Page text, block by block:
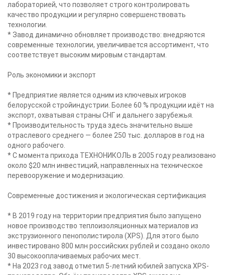
лабораторией, что позволяет строго контролировать
качество продукции и регулярно совершенствовать
технологии.
* Завод динамично обновляет производство: внедряются
современные технологии, увеличивается ассортимент, что
соответствует высоким мировым стандартам.
Роль экономики и экспорт
* Предприятие является одним из ключевых игроков
белорусской стройиндустрии. Более 60 % продукции идёт на
экспорт, охватывая страны СНГ и дальнего зарубежья.
* Производительность труда здесь значительно выше
отраслевого среднего — более 250 тыс. долларов в год на
одного рабочего.
* С момента прихода ТЕХНОНИКОЛЬ в 2005 году реализовано
около $20 млн инвестиций, направленных на техническое
перевооружение и модернизацию.
Современные достижения и экологическая сертификация
* В 2019 году на территории предприятия было запущено
новое производство теплоизоляционных материалов из
экструзионного пенополистирола (XPS). Для этого было
инвестировано 800 млн российских рублей и создано около
30 высокооплачиваемых рабочих мест.
* На 2023 год завод отметил 5-летний юбилей запуска XPS-